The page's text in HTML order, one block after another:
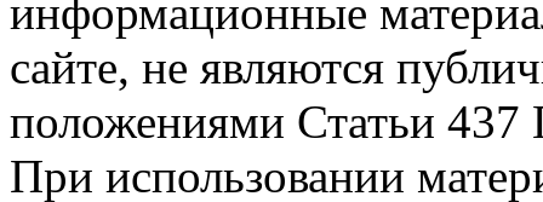
информационные
сайте, не являются
положениями Статьи 437
При использовании